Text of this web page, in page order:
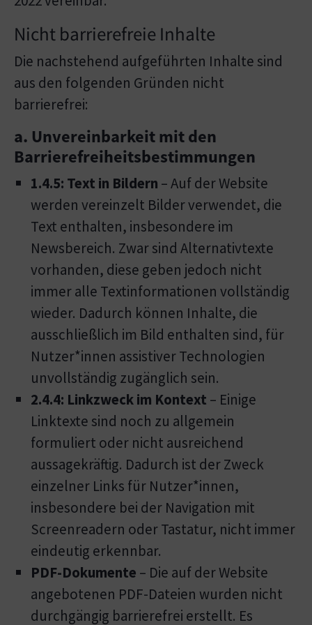
Nicht barrierefreie Inhalte
Die nachstehend aufgeführten Inhalte sind
aus den folgenden Gründen nicht
barrierefrei:
a. Unvereinbarkeit mit den
Barrierefreiheitsbestimmungen
1.4.5: Text in Bildern – Auf der Website
werden vereinzelt Bilder verwendet, die
Text enthalten, insbesondere im
Newsbereich. Zwar sind Alternativtexte
vorhanden, diese geben jedoch nicht
immer alle Textinformationen vollständig
wieder. Dadurch können Inhalte, die
ausschließlich im Bild enthalten sind, für
Nutzer*innen assistiver Technologien
unvollständig zugänglich sein.
2.4.4: Linkzweck im Kontext – Einige
Linktexte sind noch zu allgemein
formuliert oder nicht ausreichend
aussagekräftig. Dadurch ist der Zweck
einzelner Links für Nutzer*innen,
insbesondere bei der Navigation mit
Screenreadern oder Tastatur, nicht immer
eindeutig erkennbar.
PDF-Dokumente – Die auf der Website
angebotenen PDF-Dateien wurden nicht
durchgängig barrierefrei erstellt. Es